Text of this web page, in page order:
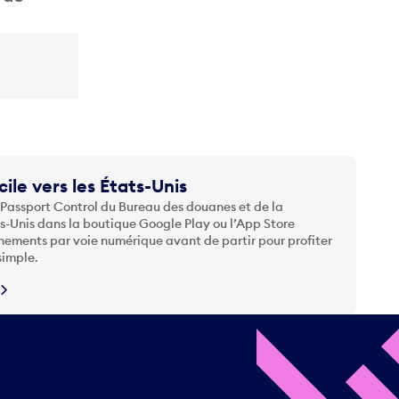
vers les États-Unis
Control du Bureau des douanes et de la
dans la boutique Google Play ou l’App Store
par voie numérique avant de partir pour profiter